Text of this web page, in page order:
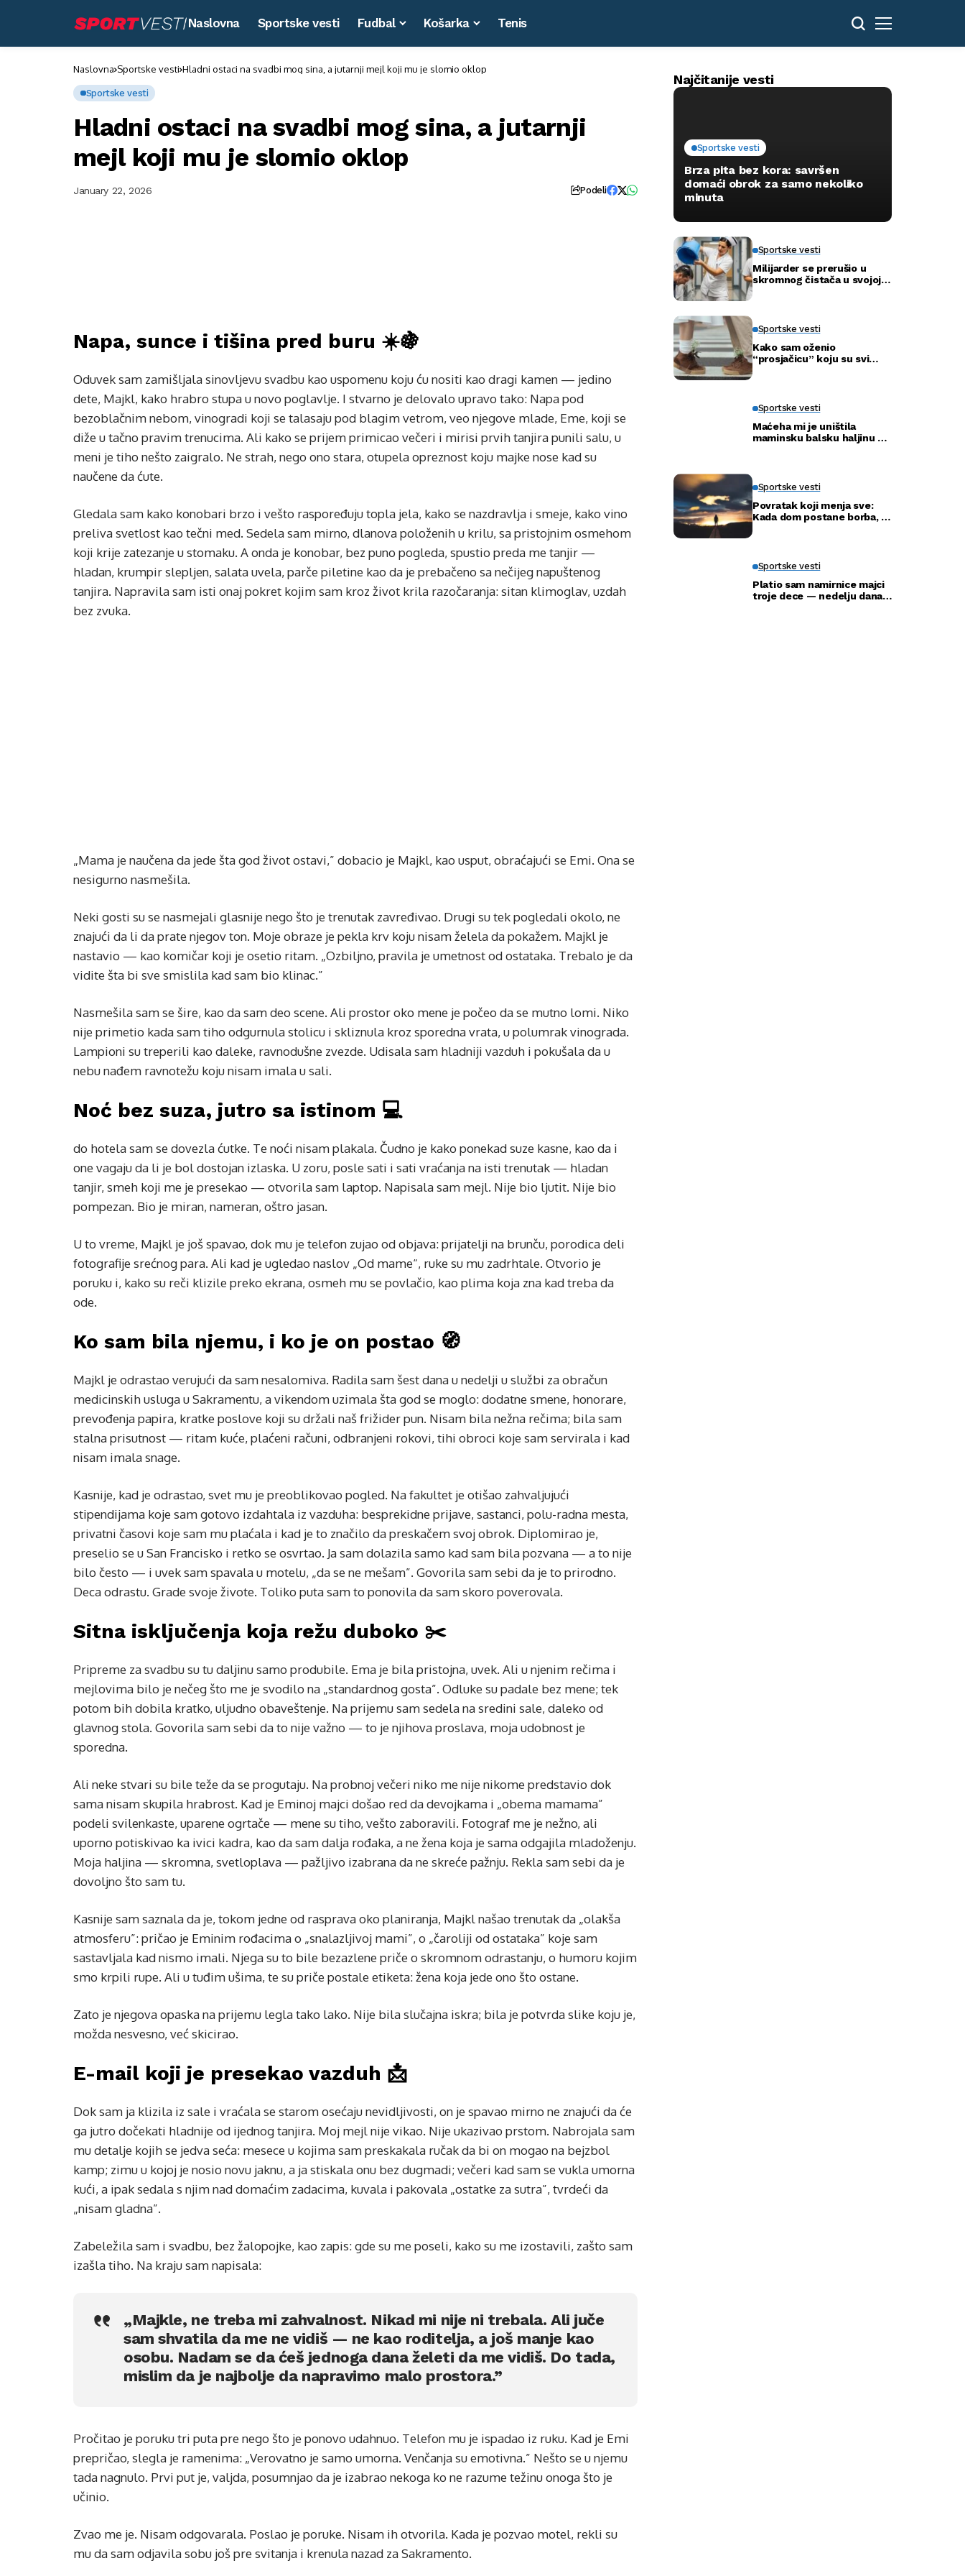
Naslovna Sportske vesti Fudbal Košarka Tenis
Naslovna Sportske vesti Hladni ostaci na svadbi mog sina, a jutarnji mejl koji mu je slomio oklop
Sportske vesti
Hladni ostaci na svadbi mog sina, a jutarnji
mejl koji mu je slomio oklop
January 22, 2026 Podeli
Napa, sunce i tišina pred buru ☀️🍇
Oduvek sam zamišljala sinovljevu svadbu kao uspomenu koju ću nositi kao dragi kamen — jedino
dete, Majkl, kako hrabro stupa u novo poglavlje. I stvarno je delovalo upravo tako: Napa pod
bezoblačnim nebom, vinogradi koji se talasaju pod blagim vetrom, veo njegove mlade, Eme, koji se
diže u tačno pravim trenucima. Ali kako se prijem primicao večeri i mirisi prvih tanjira punili salu, u
meni je tiho nešto zaigralo. Ne strah, nego ono stara, otupela opreznost koju majke nose kad su
naučene da ćute.
Gledala sam kako konobari brzo i vešto raspoređuju topla jela, kako se nazdravlja i smeje, kako vino
preliva svetlost kao tečni med. Sedela sam mirno, dlanova položenih u krilu, sa pristojnim osmehom
koji krije zatezanje u stomaku. A onda je konobar, bez puno pogleda, spustio preda me tanjir —
hladan, krumpir slepljen, salata uvela, parče piletine kao da je prebačeno sa nečijeg napuštenog
tanjira. Napravila sam isti onaj pokret kojim sam kroz život krila razočaranja: sitan klimoglav, uzdah
bez zvuka.
„Mama je naučena da jede šta god život ostavi,” dobacio je Majkl, kao usput, obraćajući se Emi. Ona se
nesigurno nasmešila.
Neki gosti su se nasmejali glasnije nego što je trenutak zavređivao. Drugi su tek pogledali okolo, ne
znajući da li da prate njegov ton. Moje obraze je pekla krv koju nisam želela da pokažem. Majkl je
nastavio — kao komičar koji je osetio ritam. „Ozbiljno, pravila je umetnost od ostataka. Trebalo je da
vidite šta bi sve smislila kad sam bio klinac.”
Nasmešila sam se šire, kao da sam deo scene. Ali prostor oko mene je počeo da se mutno lomi. Niko
nije primetio kada sam tiho odgurnula stolicu i skliznula kroz sporedna vrata, u polumrak vinograda.
Lampioni su treperili kao daleke, ravnodušne zvezde. Udisala sam hladniji vazduh i pokušala da u
nebu nađem ravnotežu koju nisam imala u sali.
Noć bez suza, jutro sa istinom 💻
do hotela sam se dovezla ćutke. Te noći nisam plakala. Čudno je kako ponekad suze kasne, kao da i
one vagaju da li je bol dostojan izlaska. U zoru, posle sati i sati vraćanja na isti trenutak — hladan
tanjir, smeh koji me je presekao — otvorila sam laptop. Napisala sam mejl. Nije bio ljutit. Nije bio
pompezan. Bio je miran, nameran, oštro jasan.
U to vreme, Majkl je još spavao, dok mu je telefon zujao od objava: prijatelji na brunču, porodica deli
fotografije srećnog para. Ali kad je ugledao naslov „Od mame“, ruke su mu zadrhtale. Otvorio je
poruku i, kako su reči klizile preko ekrana, osmeh mu se povlačio, kao plima koja zna kad treba da
ode.
Ko sam bila njemu, i ko je on postao 🧭
Majkl je odrastao verujući da sam nesalomiva. Radila sam šest dana u nedelji u službi za obračun
medicinskih usluga u Sakramentu, a vikendom uzimala šta god se moglo: dodatne smene, honorare,
prevođenja papira, kratke poslove koji su držali naš frižider pun. Nisam bila nežna rečima; bila sam
stalna prisutnost — ritam kuće, plaćeni računi, odbranjeni rokovi, tihi obroci koje sam servirala i kad
nisam imala snage.
Kasnije, kad je odrastao, svet mu je preoblikovao pogled. Na fakultet je otišao zahvaljujući
stipendijama koje sam gotovo izdahtala iz vazduha: besprekidne prijave, sastanci, polu-radna mesta,
privatni časovi koje sam mu plaćala i kad je to značilo da preskačem svoj obrok. Diplomirao je,
preselio se u San Francisko i retko se osvrtao. Ja sam dolazila samo kad sam bila pozvana — a to nije
bilo često — i uvek sam spavala u motelu, „da se ne mešam”. Govorila sam sebi da je to prirodno.
Deca odrastu. Grade svoje živote. Toliko puta sam to ponovila da sam skoro poverovala.
Sitna isključenja koja režu duboko ✂️
Pripreme za svadbu su tu daljinu samo produbile. Ema je bila pristojna, uvek. Ali u njenim rečima i
mejlovima bilo je nečeg što me je svodilo na „standardnog gosta”. Odluke su padale bez mene; tek
potom bih dobila kratko, uljudno obaveštenje. Na prijemu sam sedela na sredini sale, daleko od
glavnog stola. Govorila sam sebi da to nije važno — to je njihova proslava, moja udobnost je
sporedna.
Ali neke stvari su bile teže da se progutaju. Na probnoj večeri niko me nije nikome predstavio dok
sama nisam skupila hrabrost. Kad je Eminoj majci došao red da devojkama i „obema mamama”
podeli svilenkaste, uparene ogrtače — mene su tiho, vešto zaboravili. Fotograf me je nežno, ali
uporno potiskivao ka ivici kadra, kao da sam dalja rođaka, a ne žena koja je sama odgajila mladoženju.
Moja haljina — skromna, svetloplava — pažljivo izabrana da ne skreće pažnju. Rekla sam sebi da je
dovoljno što sam tu.
Kasnije sam saznala da je, tokom jedne od rasprava oko planiranja, Majkl našao trenutak da „olakša
atmosferu”: pričao je Eminim rođacima o „snalazljivoj mami”, o „čaroliji od ostataka” koje sam
sastavljala kad nismo imali. Njega su to bile bezazlene priče o skromnom odrastanju, o humoru kojim
smo krpili rupe. Ali u tuđim ušima, te su priče postale etiketa: žena koja jede ono što ostane.
Zato je njegova opaska na prijemu legla tako lako. Nije bila slučajna iskra; bila je potvrda slike koju je,
možda nesvesno, već skicirao.
E-mail koji je presekao vazduh 📩
Dok sam ja klizila iz sale i vraćala se starom osećaju nevidljivosti, on je spavao mirno ne znajući da će
ga jutro dočekati hladnije od ijednog tanjira. Moj mejl nije vikao. Nije ukazivao prstom. Nabrojala sam
mu detalje kojih se jedva seća: mesece u kojima sam preskakala ručak da bi on mogao na bejzbol
kamp; zimu u kojoj je nosio novu jaknu, a ja stiskala onu bez dugmadi; večeri kad sam se vukla umorna
kući, a ipak sedala s njim nad domaćim zadacima, kuvala i pakovala „ostatke za sutra”, tvrdeći da
„nisam gladna”.
Zabeležila sam i svadbu, bez žalopojke, kao zapis: gde su me poseli, kako su me izostavili, zašto sam
izašla tiho. Na kraju sam napisala:
„Majkle, ne treba mi zahvalnost. Nikad mi nije ni trebala. Ali juče
sam shvatila da me ne vidiš — ne kao roditelja, a još manje kao
osobu. Nadam se da ćeš jednoga dana želeti da me vidiš. Do tada,
mislim da je najbolje da napravimo malo prostora.”
Pročitao je poruku tri puta pre nego što je ponovo udahnuo. Telefon mu je ispadao iz ruku. Kad je Emi
prepričao, slegla je ramenima: „Verovatno je samo umorna. Venčanja su emotivna.” Nešto se u njemu
tada nagnulo. Prvi put je, valjda, posumnjao da je izabrao nekoga ko ne razume težinu onoga što je
učinio.
Zvao me je. Nisam odgovarala. Poslao je poruke. Nisam ih otvorila. Kada je pozvao motel, rekli su
mu da sam odjavila sobu još pre svitanja i krenula nazad za Sakramento.
Najčitanije vesti
Sportske vesti
Brza pita bez kora: savršen
domaći obrok za samo nekoliko
minuta
Sportske vesti
Milijarder se prerušio u
skromnog čistača u svojoj
Sportske vesti
Kako sam oženio
“prosjačicu” koju su svi
Sportske vesti
Maćeha mi je uništila
maminsku balsku haljinu —
Sportske vesti
Povratak koji menja sve:
Kada dom postane borba, a
Sportske vesti
Platio sam namirnice majci
troje dece — nedelju dana